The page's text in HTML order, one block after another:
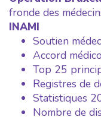
fronde des
INAMI
Soutien
Accord
Top 25
Registres de
Statistiques
Nombre de